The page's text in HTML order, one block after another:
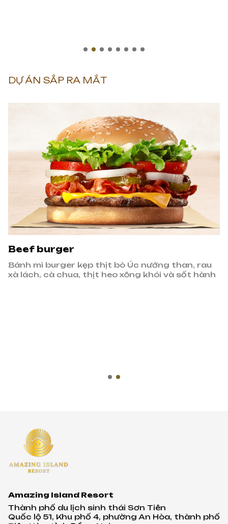
DỰ ÁN SẮP RA MẮT
Beef burger
Bánh mì burger kẹp thịt bò Úc nướng than, rau
xà lách, cà chua, thịt heo xông khói và sốt hành
Amazing Island Resort
Thành phố du lịch sinh thái Sơn Tiên
Quốc lộ 51, Khu phố 4, phường An Hòa, thành phố